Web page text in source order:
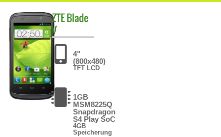
ZTEBlade
V
4"
(800x480)
TFT LCD
1GB
MSM8225Q
Snapdragon
S4 Play SoC
4GB
Speicherung